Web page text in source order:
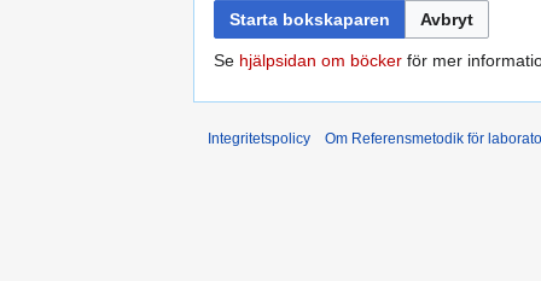
Starta bokskaparen Avbryt
Se hjälpsidan om böcker för mer
Integritetspolicy Om Referensmetodik för